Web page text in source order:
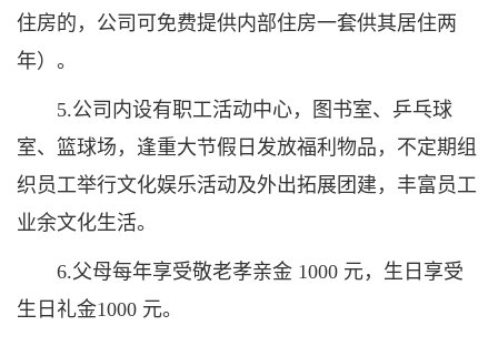
住房的，公司可免费提供内部住房一套供其居住两
年）。
5.公司内设有职工活动中心，图书室、乒乓球
室、篮球场，逢重大节假日发放福利物品，不定期组
织员工举行文化娱乐活动及外出拓展团建，丰富员工
业余文化生活。
6.父母每年享受敬老孝亲金 1000 元，生日享受
生日礼金1000 元。